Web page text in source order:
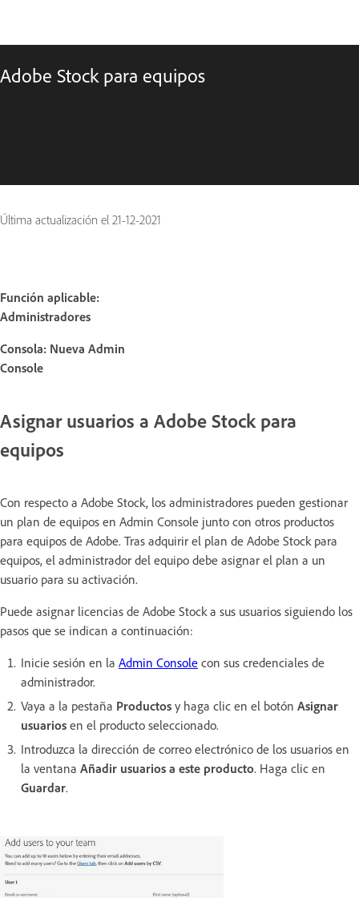
Adobe Stock para equipos
Última actualización el 21-12-2021
Función aplicable:
Administradores
Consola: Nueva Admin
Console
Asignar usuarios a Adobe Stock para
equipos
Con respecto a Adobe Stock, los administradores pueden gestionar
un plan de equipos en Admin Console junto con otros productos
para equipos de Adobe. Tras adquirir el plan de Adobe Stock para
equipos, el administrador del equipo debe asignar el plan a un
usuario para su activación.
Puede asignar licencias de Adobe Stock a sus usuarios siguiendo los
pasos que se indican a continuación:
Inicie sesión en la Admin Console con sus credenciales de
administrador.
Vaya a la pestaña Productos y haga clic en el botón Asignar
usuarios en el producto seleccionado.
Introduzca la dirección de correo electrónico de los usuarios en
la ventana Añadir usuarios a este producto. Haga clic en
Guardar.